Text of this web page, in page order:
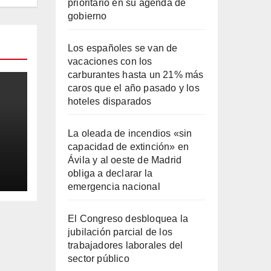
prioritario en su agenda de
gobierno
Los españoles se van de
vacaciones con los
carburantes hasta un 21% más
caros que el año pasado y los
hoteles disparados
La oleada de incendios «sin
capacidad de extinción» en
Ávila y al oeste de Madrid
obliga a declarar la
emergencia nacional
El Congreso desbloquea la
jubilación parcial de los
trabajadores laborales del
sector público